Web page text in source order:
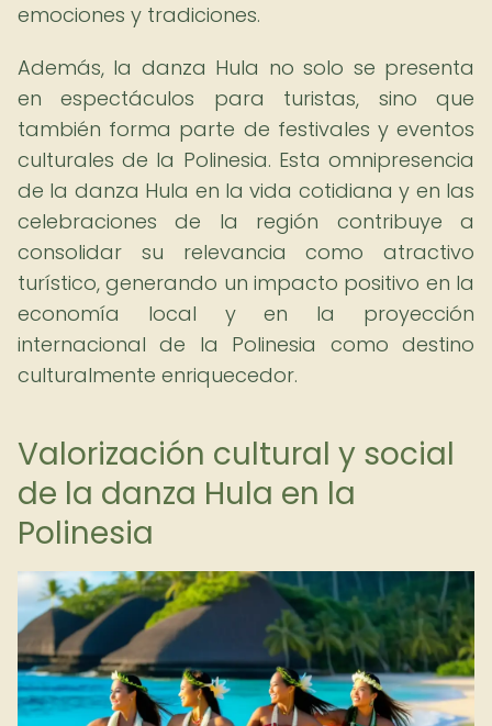
emociones y tradiciones.
Además, la danza Hula no solo se presenta
en espectáculos para turistas, sino que
también forma parte de festivales y eventos
culturales de la Polinesia. Esta omnipresencia
de la danza Hula en la vida cotidiana y en las
celebraciones de la región contribuye a
consolidar su relevancia como atractivo
turístico, generando un impacto positivo en la
economía local y en la proyección
internacional de la Polinesia como destino
culturalmente enriquecedor.
Valorización cultural y social
de la danza Hula en la
Polinesia